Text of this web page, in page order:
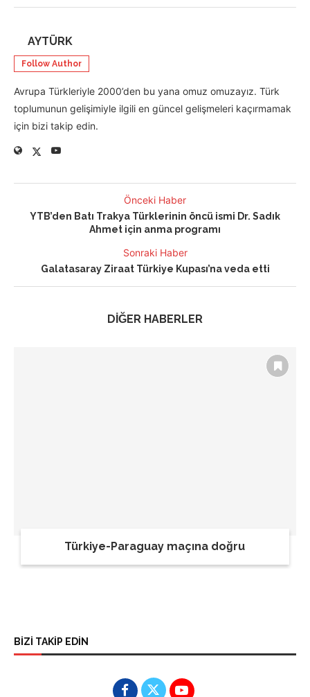
AYTÜRK
Follow Author
Avrupa Türkleriyle 2000’den bu yana omuz omuzayız. Türk
toplumunun gelişimiyle ilgili en güncel gelişmeleri kaçırmamak
için bizi takip edin.
Önceki Haber
YTB’den Batı Trakya Türklerinin öncü ismi Dr. Sadık
Ahmet için anma programı
Sonraki Haber
Galatasaray Ziraat Türkiye Kupası’na veda etti
DİĞER HABERLER
Türkiye-Paraguay maçına doğru
BİZİ TAKİP EDİN